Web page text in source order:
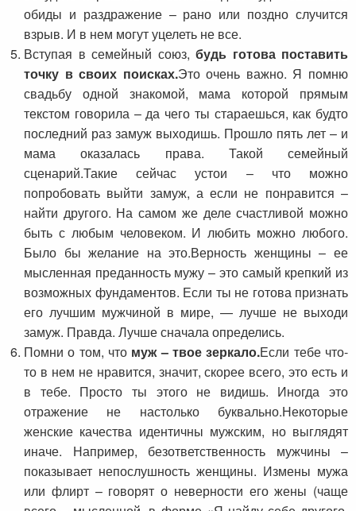
обиды и раздражение – рано или поздно случится
взрыв. И в нем могут уцелеть не все.
Вступая в семейный союз, будь готова поставить
точку в своих поисках.Это очень важно. Я помню
свадьбу одной знакомой, мама которой прямым
текстом говорила – да чего ты стараешься, как будто
последний раз замуж выходишь. Прошло пять лет – и
мама оказалась права. Такой семейный
сценарий.Такие сейчас устои – что можно
попробовать выйти замуж, а если не понравится –
найти другого. На самом же деле счастливой можно
быть с любым человеком. И любить можно любого.
Было бы желание на это.Верность женщины – ее
мысленная преданность мужу – это самый крепкий из
возможных фундаментов. Если ты не готова признать
его лучшим мужчиной в мире, — лучше не выходи
замуж. Правда. Лучше сначала определись.
Помни о том, что муж – твое зеркало.Если тебе что-
то в нем не нравится, значит, скорее всего, это есть и
в тебе. Просто ты этого не видишь. Иногда это
отражение не настолько буквально.Некоторые
женские качества идентичны мужским, но выглядят
иначе. Например, безответственность мужчины –
показывает непослушность женщины. Измены мужа
или флирт – говорят о неверности его жены (чаще